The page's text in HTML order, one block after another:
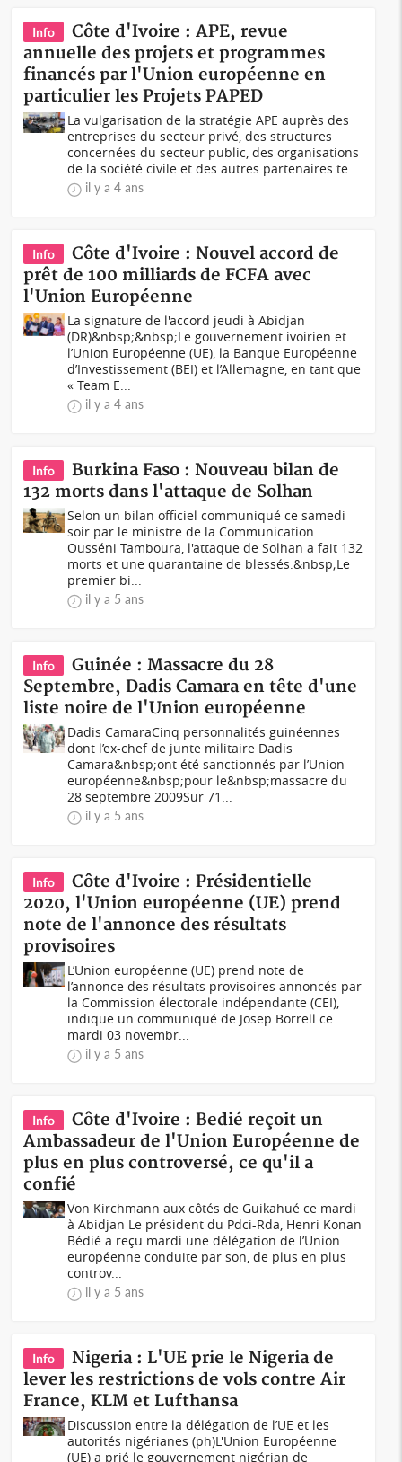
Info
Côte d'Ivoire : APE, revue
annuelle des projets et programmes
financés par l'Union européenne en
particulier les Projets PAPED
La vulgarisation de la stratégie APE auprès des
entreprises du secteur privé, des structures
concernées du secteur public, des organisations
de la société civile et des autres partenaires te...
il y a 4 ans
Info
Côte d'Ivoire : Nouvel accord de
prêt de 100 milliards de FCFA avec
l'Union Européenne
La signature de l'accord jeudi à Abidjan
(DR)&nbsp;&nbsp;Le gouvernement ivoirien et
l’Union Européenne (UE), la Banque Européenne
d’Investissement (BEI) et l’Allemagne, en tant que
« Team E...
il y a 4 ans
Info
Burkina Faso : Nouveau bilan de
132 morts dans l'attaque de Solhan
Selon un bilan officiel communiqué ce samedi
soir par le ministre de la Communication
Ousséni Tamboura, l'attaque de Solhan a fait 132
morts et une quarantaine de blessés.&nbsp;Le
premier bi...
il y a 5 ans
Info
Guinée : Massacre du 28
Septembre, Dadis Camara en tête d'une
liste noire de l'Union européenne
Dadis CamaraCinq personnalités guinéennes
dont l’ex-chef de junte militaire Dadis
Camara&nbsp;ont été sanctionnés par l’Union
européenne&nbsp;pour le&nbsp;massacre du
28 septembre 2009Sur 71...
il y a 5 ans
Info
Côte d'Ivoire : Présidentielle
2020, l'Union européenne (UE) prend
note de l'annonce des résultats
provisoires
L’Union européenne (UE) prend note de
l’annonce des résultats provisoires annoncés par
la Commission électorale indépendante (CEI),
indique un communiqué de Josep Borrell ce
mardi 03 novembr...
il y a 5 ans
Info
Côte d'Ivoire : Bedié reçoit un
Ambassadeur de l'Union Européenne de
plus en plus controversé, ce qu'il a
confié
Von Kirchmann aux côtés de Guikahué ce mardi
à Abidjan Le président du Pdci-Rda, Henri Konan
Bédié a reçu mardi une délégation de l’Union
européenne conduite par son, de plus en plus
controv...
il y a 5 ans
Info
Nigeria : L'UE prie le Nigeria de
lever les restrictions de vols contre Air
France, KLM et Lufthansa
Discussion entre la délégation de l’UE et les
autorités nigérianes (ph)L'Union Européenne
(UE) a prié le gouvernement nigérian de